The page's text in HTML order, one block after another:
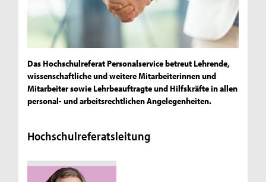
Das Hochschulreferat Personalservice betreut Lehrende,
wissenschaftliche und weitere Mitarbeiterinnen und
Mitarbeiter sowie Lehrbeauftragte und Hilfskräfte in allen
personal- und arbeitsrechtlichen Angelegenheiten.
Hochschulreferatsleitung